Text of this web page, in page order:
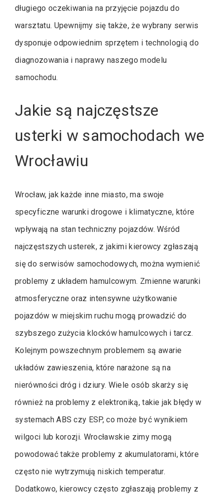
długiego oczekiwania na przyjęcie pojazdu do
warsztatu. Upewnijmy się także, że wybrany serwis
dysponuje odpowiednim sprzętem i technologią do
diagnozowania i naprawy naszego modelu
samochodu.
Jakie są najczęstsze
usterki w samochodach we
Wrocławiu
Wrocław, jak każde inne miasto, ma swoje
specyficzne warunki drogowe i klimatyczne, które
wpływają na stan techniczny pojazdów. Wśród
najczęstszych usterek, z jakimi kierowcy zgłaszają
się do serwisów samochodowych, można wymienić
problemy z układem hamulcowym. Zmienne warunki
atmosferyczne oraz intensywne użytkowanie
pojazdów w miejskim ruchu mogą prowadzić do
szybszego zużycia klocków hamulcowych i tarcz.
Kolejnym powszechnym problemem są awarie
układów zawieszenia, które narażone są na
nierówności dróg i dziury. Wiele osób skarży się
również na problemy z elektroniką, takie jak błędy w
systemach ABS czy ESP, co może być wynikiem
wilgoci lub korozji. Wrocławskie zimy mogą
powodować także problemy z akumulatorami, które
często nie wytrzymują niskich temperatur.
Dodatkowo, kierowcy często zgłaszają problemy z